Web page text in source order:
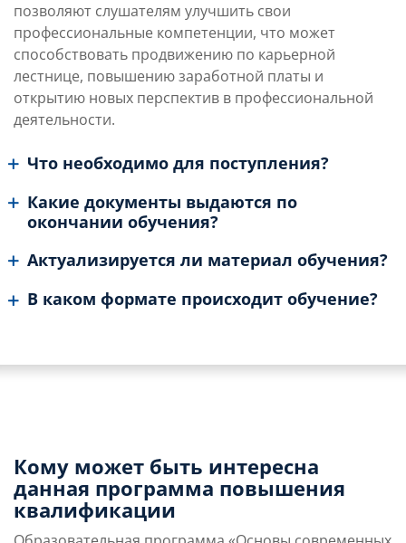
позволяют слушателям улучшить свои
профессиональные компетенции, что может
способствовать продвижению по карьерной
лестнице, повышению заработной платы и
открытию новых перспектив в профессиональной
деятельности.
Что необходимо для поступления?
Какие документы выдаются по
окончании обучения?
Актуализируется ли материал обучения?
В каком формате происходит обучение?
Кому может быть интересна
данная программа повышения
квалификации